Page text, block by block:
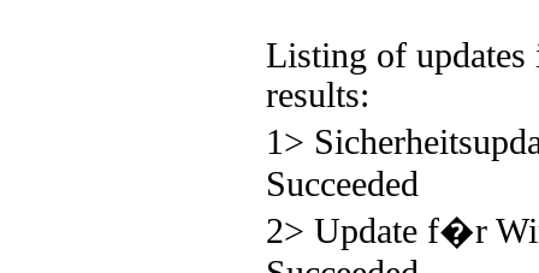
Listing of
results:
1>
Succeeded
2> Update f�r